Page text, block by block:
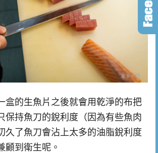
盒的生魚片之後就會用乾淨的布把
保持魚刀的銳利度（因為有些魚肉
久了魚刀會沾上太多的油脂銳利度
顧到衛生呢。